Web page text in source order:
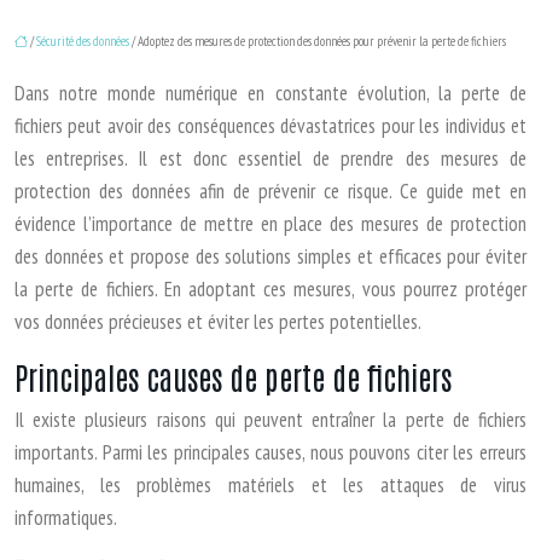
/Sécurité des données/ Adoptez des mesures de protection des données pour prévenir la perte de fichiers
Dans notre monde numérique en constante évolution, la perte de
fichiers peut avoir des conséquences dévastatrices pour les individus et
les entreprises. Il est donc essentiel de prendre des mesures de
protection des données afin de prévenir ce risque. Ce guide met en
évidence l’importance de mettre en place des mesures de protection
des données et propose des solutions simples et efficaces pour éviter
la perte de fichiers. En adoptant ces mesures, vous pourrez protéger
vos données précieuses et éviter les pertes potentielles.
Principales causes de perte de fichiers
Il existe plusieurs raisons qui peuvent entraîner la perte de fichiers
importants. Parmi les principales causes, nous pouvons citer les erreurs
humaines, les problèmes matériels et les attaques de virus
informatiques.